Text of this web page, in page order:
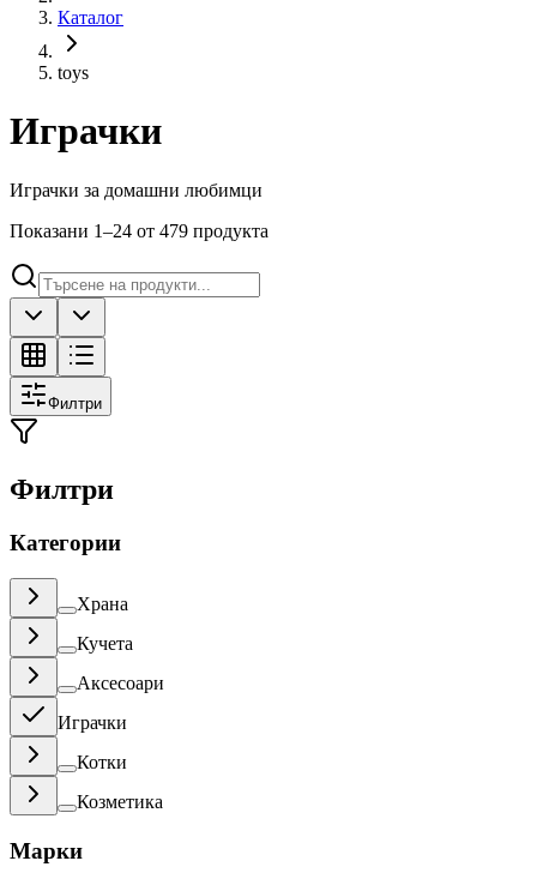
Каталог
toys
Играчки
Играчки за домашни любимци
Показани 1–24 от 479 продукта
Филтри
Филтри
Категории
Храна
Кучета
Аксесоари
Играчки
Котки
Козметика
Марки